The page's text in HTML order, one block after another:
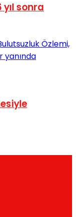
yıl sonra